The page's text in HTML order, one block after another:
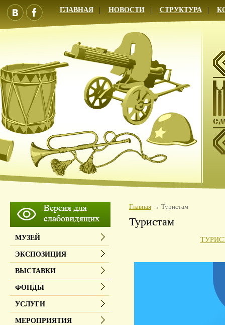
ГЛАВНАЯ НОВОСТИ СТРУКТУРА
Главная Туристам
Туристам
МУЗЕЙ
ЭКСПОЗИЦИЯ
ВЫСТАВКИ
ФОНДЫ
УСЛУГИ
МЕРОПРИЯТИЯ